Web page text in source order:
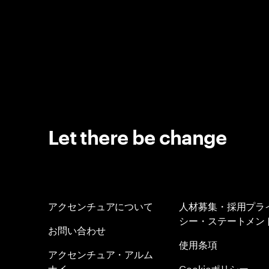
Let there be change
アクセンチュアについて
お問い合わせ
アクセンチュア・アルム
人材募集・採用プラ
シー・ステートメン
使用条項